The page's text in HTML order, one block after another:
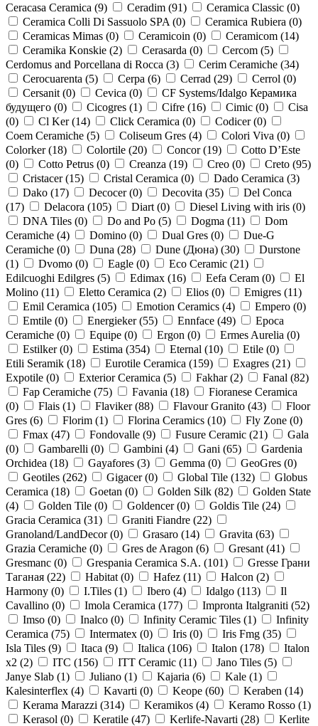
Ceracasa Ceramica (9) Ceradim (91) Ceramica Classic (0)
Ceramica Colli Di Sassuolo SPA (0) Ceramica Rubiera (0)
Ceramicas Mimas (0) Ceramicoin (0) Ceramicom (14)
Ceramika Konskie (2) Cerasarda (0) Cercom (5)
Cerdomus and Porcellana di Rocca (3) Cerim Ceramiche (34)
Cerocuarenta (5) Cerpa (6) Cerrad (29) Cerrol (0)
Cersanit (0) Cevica (0)
CF Systems/Idalgo Керамика
будущего (0) Cicogres (1) Cifre (16) Cimic (0)
Cisa
(0) Cl Ker (14) Click Ceramica (0) Codicer (0)
Coem Ceramiche (5) Coliseum Gres (4) Colori Viva (0)
Colorker (18) Colortile (20) Concor (19)
Cotto D’Este
(0) Cotto Petrus (0) Creanza (19) Creo (0) Creto (95)
Cristacer (15) Cristal Ceramica (0) Dado Ceramica (3)
Dako (17) Decocer (0) Decovita (35)
Del Conca
(17) Delacora (105) Diart (0) Diesel Living with iris (0)
DNA Tiles (0) Do and Po (5) Dogma (11)
Dom
Ceramiche (4) Domino (0) Dual Gres (0)
Due-G
Ceramiche (0) Duna (28) Dune (Дюна) (30)
Durstone
(1) Dvomo (0) Eagle (0) Eco Ceramic (21)
Edilcuoghi Edilgres (5) Edimax (16) Eefa Ceram (0)
El
Molino (11) Eletto Ceramica (2) Elios (0) Emigres (11)
Emil Ceramica (105) Emotion Ceramics (4) Empero (0)
Emtile (0) Energieker (55) Ennface (49)
Epoca
Ceramiche (0) Equipe (0) Ergon (0) Ermes Aurelia (0)
Estilker (0) Estima (354) Eternal (10) Etile (0)
Etili Seramik (18) Eurotile Ceramica (159) Exagres (21)
Expotile (0) Exterior Ceramica (5) Fakhar (2) Fanal (82)
Fap Ceramiche (75) Favania (18)
Fioranese Ceramica
(0) Flais (1) Flaviker (88) Flavour Granito (43)
Floor
Gres (6) Florim (1) Florina Ceramics (10) Fly Zone (0)
Fmax (47) Fondovalle (9) Fusure Ceramic (21)
Gala
(0) Gambarelli (0) Gambini (4) Gani (65)
Gardenia
Orchidea (18) Gayafores (3) Gemma (0) GeoGres (0)
Geotiles (262) Gigacer (0) Global Tile (132)
Globus
Ceramica (18) Goetan (0) Golden Silk (82)
Golden State
(4) Golden Tile (0) Goldencer (0) Goldis Tile (24)
Gracia Ceramica (31) Graniti Fiandre (22)
Granoland/LandDecor (0) Grasaro (14) Gravita (63)
Grazia Ceramiche (0) Gres de Aragon (6) Gresant (41)
Gresmanc (0) Grespania Ceramica S.A. (101)
Gresse Грани
Таганая (22) Habitat (0) Hafez (11) Halcon (2)
Harmony (0) I.Tiles (1) Ibero (4) Idalgo (113)
Il
Cavallino (0) Imola Ceramica (177) Impronta Italgraniti (52)
Imso (0) Inalco (0) Infinity Ceramic Tiles (1)
Infinity
Ceramica (75) Intermatex (0) Iris (0) Iris Fmg (35)
Isla Tiles (9) Itaca (9) Italica (106) Italon (178)
Italon
x2 (2) ITC (156) ITT Ceramic (11) Jano Tiles (5)
Janye Slab (1) Juliano (1) Kajaria (6) Kale (1)
Kalesinterflex (4) Kavarti (0) Keope (60) Keraben (14)
Kerama Marazzi (314) Keramikos (4) Keramo Rosso (1)
Kerasol (0) Keratile (47) Kerlife-Navarti (28)
Kerlite